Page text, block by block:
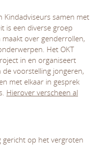
Kindadviseurs samen met
is een diverse groep
over genderrollen,
Het OKT
in en organiseert
voorstelling jongeren,
met elkaar in gesprek
Hierover verscheen al
gericht op het vergroten